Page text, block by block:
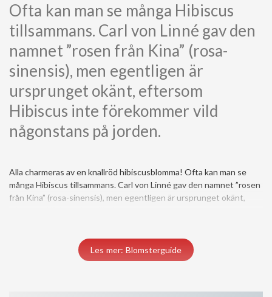
Ofta kan man se många Hibiscus
tillsammans. Carl von Linné gav den
namnet ”rosen från Kina” (rosa-
sinensis), men egentligen är
ursprunget okänt, eftersom
Hibiscus inte förekommer vild
någonstans på jorden.
Alla charmeras av en knallröd hibiscusblomma! Ofta kan man se
många Hibiscus tillsammans. Carl von Linné gav den namnet ”rosen
från Kina” (rosa-sinensis), men egentligen är ursprunget okänt,
Vis medlemsnivåer Logg inn her
Les mer: Blomsterguide